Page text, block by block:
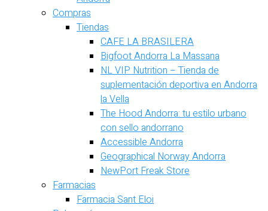
Compras
Tiendas
CAFE LA BRASILERA
Bigfoot Andorra La Massana
NL VIP Nutrition – Tienda de
suplementación deportiva en Andorra
la Vella
The Hood Andorra: tu estilo urbano
con sello andorrano
Accessible Andorra
Geographical Norway Andorra
NewPort Freak Store
Farmacias
Farmacia Sant Eloi